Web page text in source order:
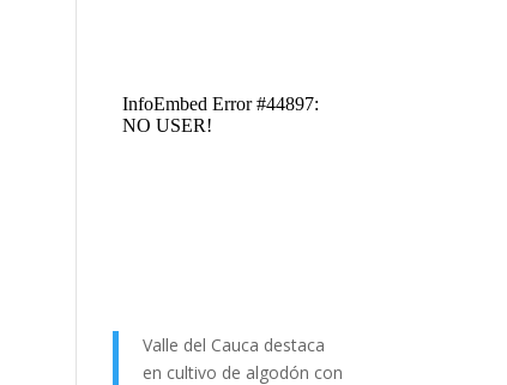
Valle del Cauca destaca
en cultivo de algodón con